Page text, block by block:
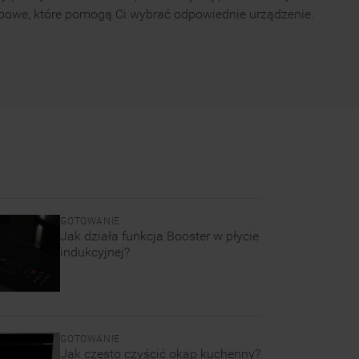
które pomogą Ci wybrać odpowiednie urządzenie.
GOTOWANIE
Jak działa funkcja Booster w płycie
indukcyjnej?
GOTOWANIE
Jak często czyścić okap kuchenny?